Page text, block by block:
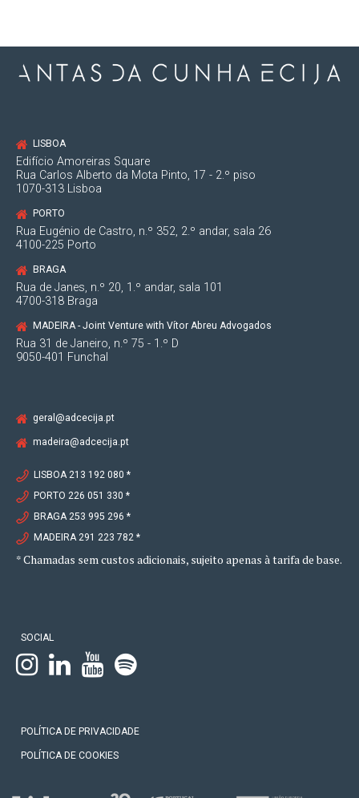
LISBOA
Edifício Amoreiras Square
Rua Carlos Alberto da Mota Pinto, 17 - 2.º piso
1070-313 Lisboa
PORTO
Rua Eugénio de Castro, n.º 352, 2.º andar, sala 26
4100-225 Porto
BRAGA
Rua de Janes, n.º 20, 1.º andar, sala 101
4700-318 Braga
MADEIRA - Joint Venture with Vítor Abreu Advogados
Rua 31 de Janeiro, n.º 75 - 1.º D
9050-401 Funchal
geral@adcecija.pt
madeira@adcecija.pt
LISBOA 213 192 080 *
PORTO 226 051 330 *
BRAGA 253 995 296 *
MADEIRA 291 223 782 *
* Chamadas sem custos adicionais, sujeito apenas à tarifa de base.
SOCIAL
POLÍTICA DE PRIVACIDADE
POLÍTICA DE COOKIES